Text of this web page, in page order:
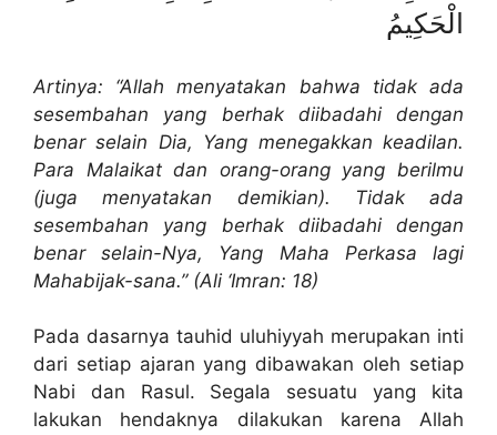
الْحَكِيمُ
Artinya: “Allah menyatakan bahwa tidak ada
sesembahan yang berhak diibadahi dengan
benar selain Dia, Yang menegakkan keadilan.
Para Malaikat dan orang-orang yang berilmu
(juga menyatakan demikian). Tidak ada
sesembahan yang berhak diibadahi dengan
benar selain-Nya, Yang Maha Perkasa lagi
Mahabijak-sana.” (Ali ‘Imran: 18)
Pada dasarnya tauhid uluhiyyah merupakan inti
dari setiap ajaran yang dibawakan oleh setiap
Nabi dan Rasul. Segala sesuatu yang kita
lakukan hendaknya dilakukan karena Allah